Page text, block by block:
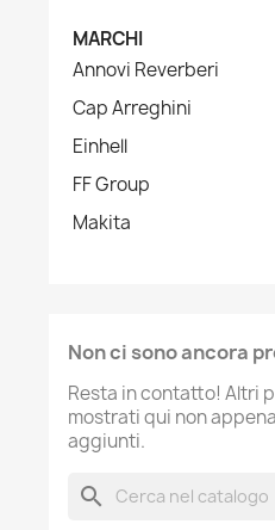
MARCHI
Annovi Reverberi
Cap Arreghini
Einhell
FF Group
Makita
Non ci sono ancora
Resta in contatto! Altri
mostrati qui non
aggiunti.
search